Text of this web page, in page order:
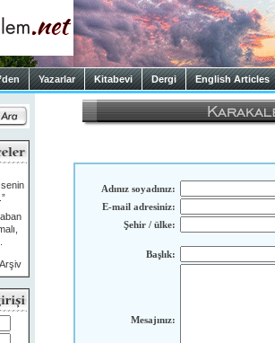
Yazarlar Kitabevi Dergi English Articles
Adınız soyadınız:
E-mail adresiniz:
Şehir / ülke:
Başlık:
Mesajınız: